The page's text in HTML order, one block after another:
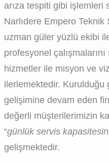
arıza tespiti gibi işlemleri
Narlıdere Empero Teknik
uzman güler yüzlü ekibi
profesyonel
hizmetler ile misyon ve
ilerlemektedir.
gelişimine devam eden
değerli müşterilerimizin
“günlük servis
gelişmektedir.